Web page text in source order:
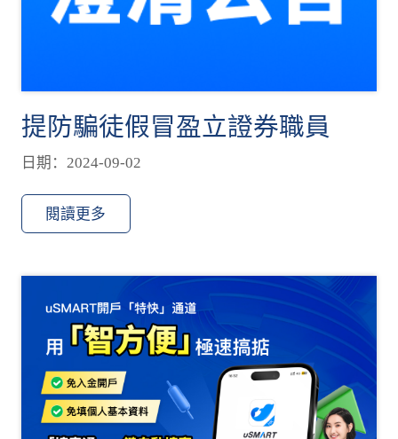
提防騙徒假冒盈立證券職員
日期：2024-09-02
閱讀更多